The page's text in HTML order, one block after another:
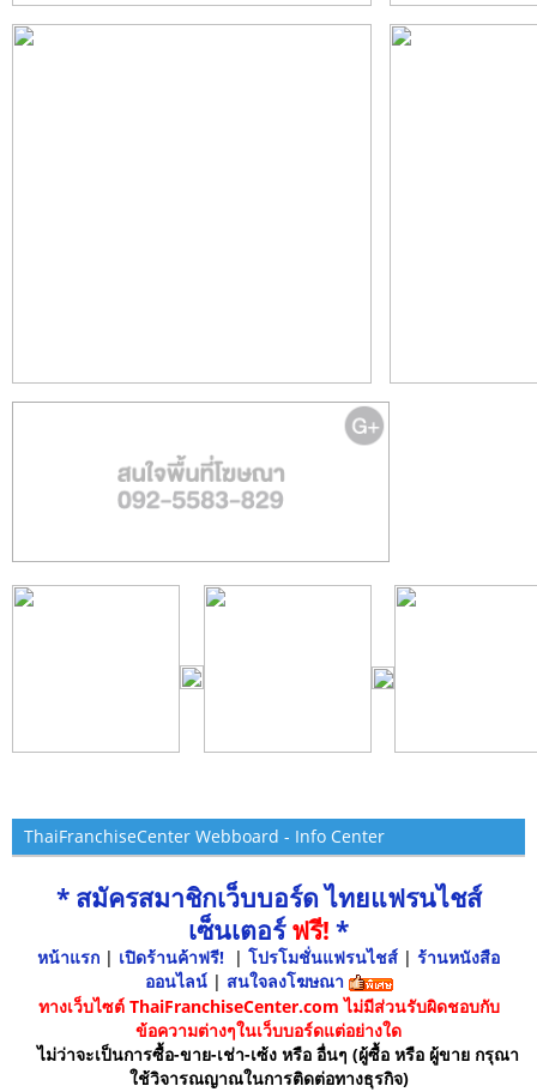
ThaiFranchiseCenter Webboard - Info Center
* สมัครสมาชิกเว็บบอร์ด ไทยแฟรนไชส์
เซ็นเตอร์ฟรี! *
หน้าแรก | เปิดร้านค้าฟรี! | โปรโมชั่นแฟรนไชส์ | ร้านหนังสือ
ออนไลน์ | สนใจลงโฆษณา
ทางเว็บไซต์ ThaiFranchiseCenter.com ไม่มีส่วนรับผิดชอบกับ
ข้อความต่างๆในเว็บบอร์ดแต่อย่างใด
ไม่ว่าจะเป็นการซื้อ-ขาย-เช่า-เซ้ง หรือ อื่นๆ (ผู้ซื้อ หรือ ผู้ขาย กรุณา
ใช้วิจารณญาณในการติดต่อทางธุรกิจ)